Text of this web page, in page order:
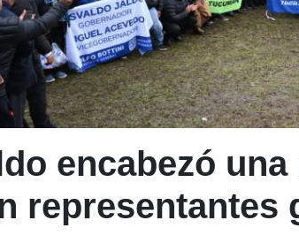
encabezó
representantes